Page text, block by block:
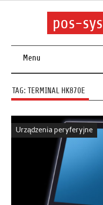
pos-
Menu
TAG: TERMINAL HK870E
Urządzenia peryferyjne